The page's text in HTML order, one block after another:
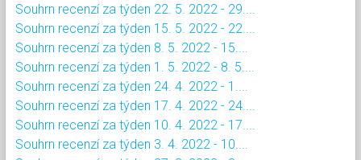
Souhrn recenzí za týden 22. 5. 2022 - 29....
Souhrn recenzí za týden 15. 5. 2022 - 22....
Souhrn recenzí za týden 8. 5. 2022 - 15....
Souhrn recenzí za týden 1. 5. 2022 - 8. 5....
Souhrn recenzí za týden 24. 4. 2022 - 1....
Souhrn recenzí za týden 17. 4. 2022 - 24....
Souhrn recenzí za týden 10. 4. 2022 - 17....
Souhrn recenzí za týden 3. 4. 2022 - 10....